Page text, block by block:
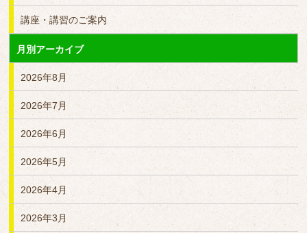
講座・講習のご案内
月別アーカイブ
2026年8月
2026年7月
2026年6月
2026年5月
2026年4月
2026年3月